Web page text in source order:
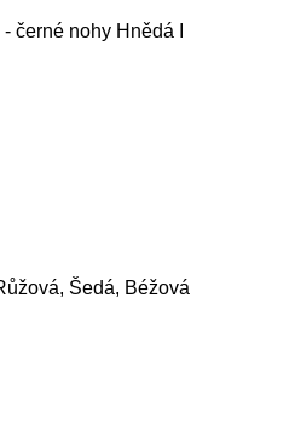
černé nohy Hnědá I
Šedá, Béžová